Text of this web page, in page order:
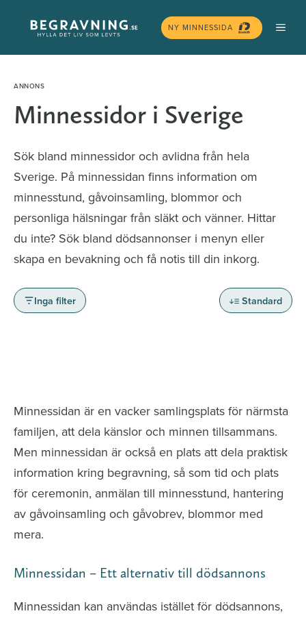
innehåll
NY MINNESSIDA
Minnessidor i Sverige
Sök bland minnessidor och avlidna från hela
Sverige. På minnessidan finns information om
minnesstund, gåvoinsamling, blommor och
personliga hälsningar från släkt och vänner. Hittar
du inte? Sök bland dödsannonser i menyn eller
skapa en bevakning och få notis till din inkorg.
Inga filter Standard
Minnessidan är en vacker samlingsplats för närmsta
familjen, att dela känslor och minnen tillsammans.
Men minnessidan är också en plats att dela praktisk
information kring begravning, så som tid och plats
för ceremonin, anmälan till minnesstund, hantering
av gåvoinsamling och gåvobrev, blommor med
mera.
Minnessidan – Ett alternativ till dödsannons
Minnessidan kan användas istället för dödsannons,